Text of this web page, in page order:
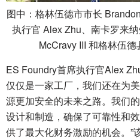
图中：格林伍德市市长
执行官 Alex Zhu、南卡罗来
McCravy III 和格林伍德
ES Foundry首席执行官Alex
仅仅是一家工厂，我们还在为
源更加安全的未来之路。我们
设计和制造，确保了可靠性和
供了最大化财务激励的机会。”